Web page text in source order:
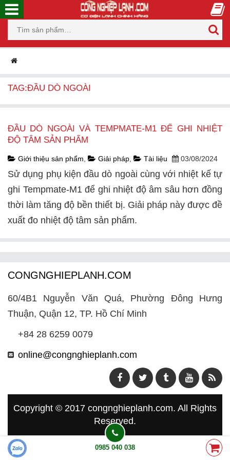
TAG:ĐẦU DÒ NGOÀI
ĐẦU DÒ NGOÀI VÀ TEMPMATE-M1 ĐỂ GHI NHIỆT
ĐỘ TÂM SẢN PHẨM
Giới thiệu sản phẩm Giải pháp Tài liệu 03/08/2024
Sử dụng phụ kiện đầu dò ngoài cùng với nhiệt kế tự
ghi Tempmate-M1 để ghi nhiệt độ âm sâu hơn đồng
thời làm tăng độ bền thiết bị. Giải pháp này được đề
xuất đo nhiệt độ tâm sản phẩm.
CONGNGHIEPLANH.COM
60/4B1 Nguyễn Văn Quá, Phường Đông Hưng
Thuận, Quận 12, TP. Hồ Chí Minh
+84 28 6259 0079
online@congnghieplanh.com
Copyright © 2017 congnghieplanh.com. All Rights
Reserved.
0985 040 038